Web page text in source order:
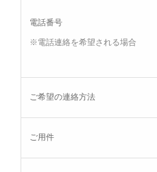
電話番号
※電話連絡を希望される場合
ご希望の連絡方法
ご用件